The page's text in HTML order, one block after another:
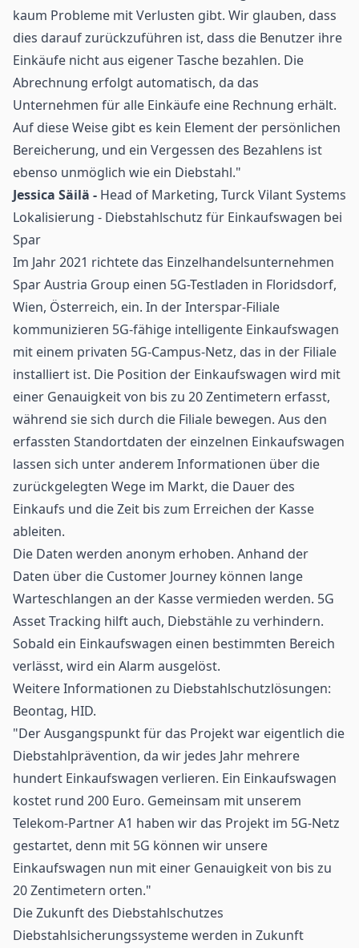
kaum Probleme mit Verlusten gibt. Wir glauben, dass
dies darauf zurückzuführen ist, dass die Benutzer ihre
Einkäufe nicht aus eigener Tasche bezahlen. Die
Abrechnung erfolgt automatisch, da das
Unternehmen für alle Einkäufe eine Rechnung erhält.
Auf diese Weise gibt es kein Element der persönlichen
Bereicherung, und ein Vergessen des Bezahlens ist
ebenso unmöglich wie ein Diebstahl."
Jessica Säilä - Head of Marketing, Turck Vilant Systems
Lokalisierung - Diebstahlschutz für Einkaufswagen bei
Spar
Im Jahr 2021 richtete das Einzelhandelsunternehmen
Spar Austria Group einen 5G-Testladen in Floridsdorf,
Wien, Österreich, ein. In der Interspar-Filiale
kommunizieren 5G-fähige intelligente Einkaufswagen
mit einem privaten 5G-Campus-Netz, das in der Filiale
installiert ist. Die Position der Einkaufswagen wird mit
einer Genauigkeit von bis zu 20 Zentimetern erfasst,
während sie sich durch die Filiale bewegen. Aus den
erfassten Standortdaten der einzelnen Einkaufswagen
lassen sich unter anderem Informationen über die
zurückgelegten Wege im Markt, die Dauer des
Einkaufs und die Zeit bis zum Erreichen der Kasse
ableiten.
Die Daten werden anonym erhoben. Anhand der
Daten über die Customer Journey können lange
Warteschlangen an der Kasse vermieden werden. 5G
Asset Tracking hilft auch, Diebstähle zu verhindern.
Sobald ein Einkaufswagen einen bestimmten Bereich
verlässt, wird ein Alarm ausgelöst.
Weitere Informationen zu Diebstahlschutzlösungen:
Beontag, HID.
"Der Ausgangspunkt für das Projekt war eigentlich die
Diebstahlprävention, da wir jedes Jahr mehrere
hundert Einkaufswagen verlieren. Ein Einkaufswagen
kostet rund 200 Euro. Gemeinsam mit unserem
Telekom-Partner A1 haben wir das Projekt im 5G-Netz
gestartet, denn mit 5G können wir unsere
Einkaufswagen nun mit einer Genauigkeit von bis zu
20 Zentimetern orten."
Die Zukunft des Diebstahlschutzes
Diebstahlsicherungssysteme werden in Zukunft